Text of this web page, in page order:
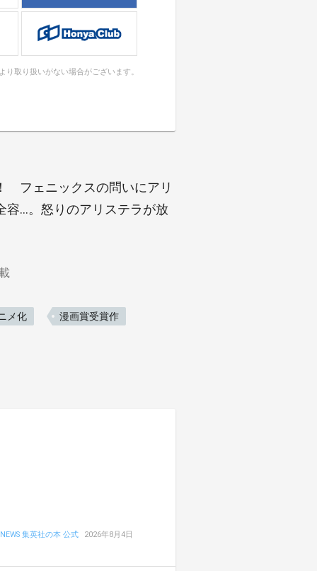
り取り扱いがない場合がございます。
フェニックスの問いにアリ
容…。怒りのアリステラが放
メ化 漫画賞受賞作
NEWS 集英社の本 公式 2026年8月4日